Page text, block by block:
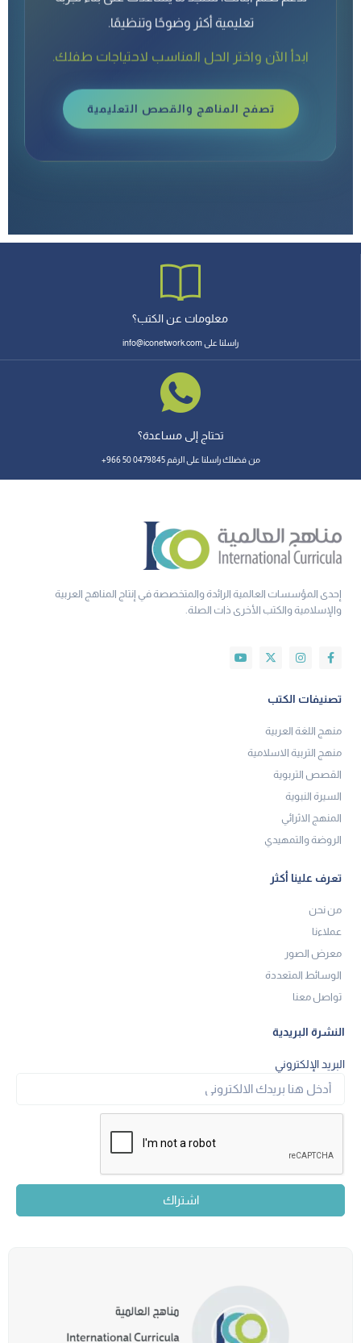
تعليمية أكثر وضوحًا وتنظيمًا.
ابدأ الآن واختر الحل المناسب لاحتياجات طفلك.
تصفح المناهج والقصص التعليمية
معلومات عن الكتب؟
راسلنا على info@iconetwork.com
تحتاج إلى مساعدة؟
من فضلك راسلنا على الرقم 0479845 50 966+
إحدى المؤسسات العالمية الرائدة والمتخصصة في إنتاج المناهج العربية
والإسلامية والكتب الأخرى ذات الصلة.
تصنيفات الكتب
منهج اللغة العربية
منهج التربية الاسلامية
القصص التربوية
السيرة النبوية
المنهج الاثرائي
الروضة والتمهيدي
تعرف علينا أكثر
من نحن
عملاءنا
معرض الصور
الوسائط المتعددة
تواصل معنا
النشرة البريدية
البريد الإلكتروني
اشتراك